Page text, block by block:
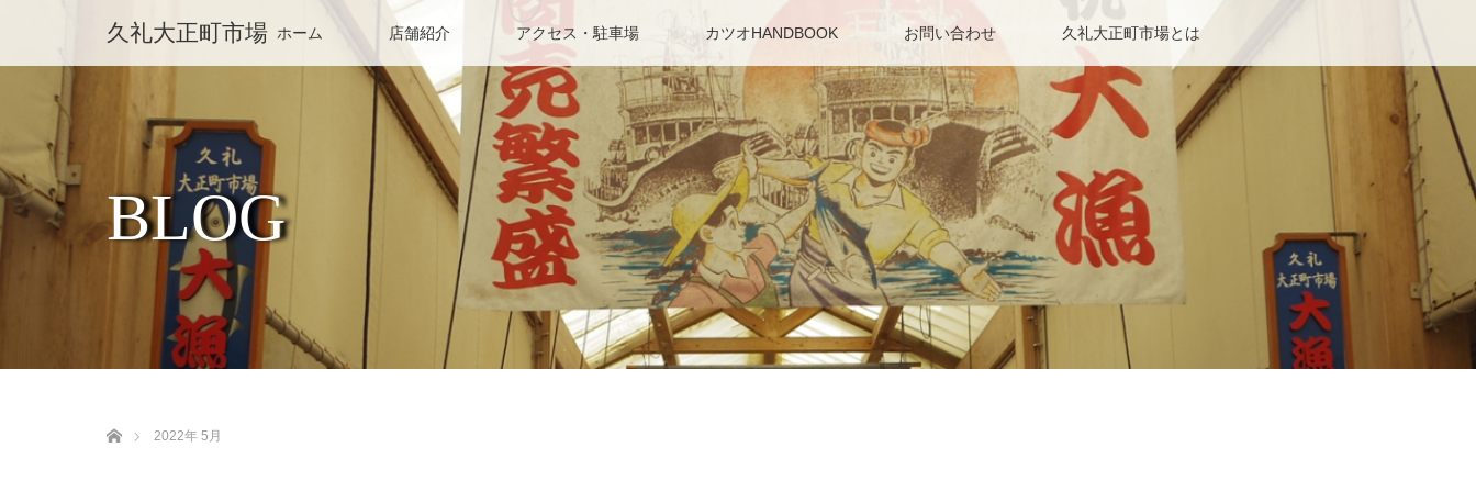
久礼大正町市場 ホーム 店舗紹介 アクセス・駐車場 カツオHANDBOOK お問い合わせ 久礼大正町市場とは
BLOG
2022年 5月